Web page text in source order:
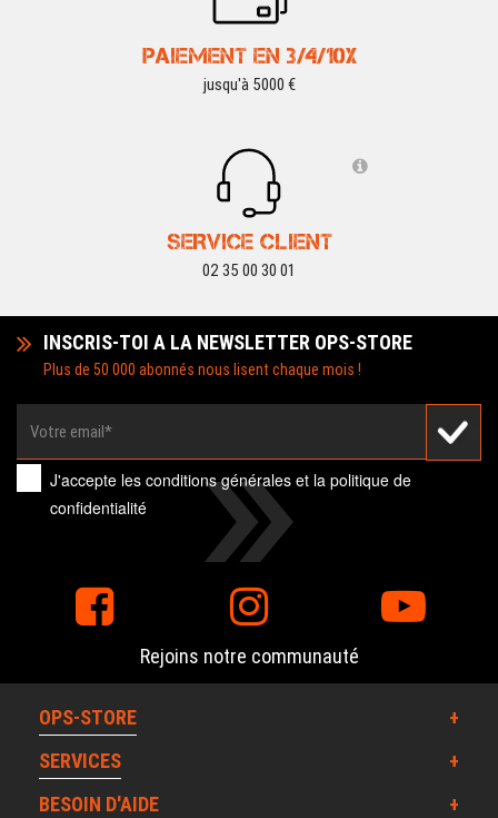
PAIEMENT EN 3/4/10X
jusqu'à 5000 €
SERVICE CLIENT
02 35 00 30 01
INSCRIS-TOI A LA NEWSLETTER OPS-STORE
Plus de 50 000 abonnés nous lisent chaque mois !
J'accepte lesconditions générales et lapolitique de
confidentialité
Rejoins notre communauté
OPS-STORE
SERVICES
BESOIN D'AIDE